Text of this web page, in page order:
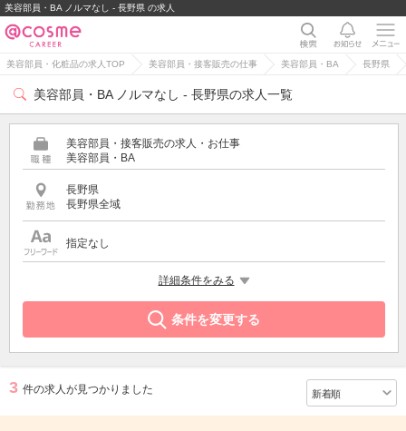
美容部員・BA ノルマなし - 長野県 の求人
美容部員・化粧品の求人TOP 美容部員・接客販売の仕事 美容部員・BA 長野県
美容部員・BA ノルマなし - 長野県の求人一覧
美容部員・接客販売の求人・お仕事
美容部員・BA
長野県
長野県全域
指定なし
詳細条件をみる
条件を変更する
3 件の求人が見つかりました